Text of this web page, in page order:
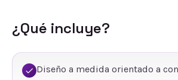
¿Qué incluye?
Diseño a medida orientado a